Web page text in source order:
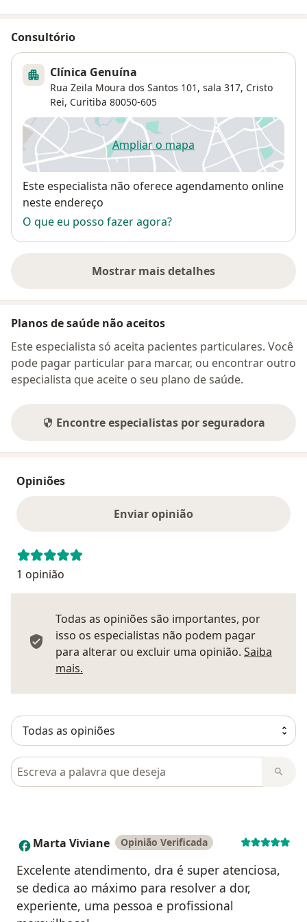
busca por terapêuticas realmente eficazes e
significativas para suas famílias. Além disso, a Dra.
Raquel Maureen Lang tem mais de 15 anos de
experiência ensinando residentes de Medicina de
Família e Comunidade a serem efetivos em suas
consultas, nos programas de Residência de Medicina
de Família e Comunidade da PUC e da SMS/Curitiba.
Consultório
Clínica Genuína
Rua Zeila Moura dos Santos 101, sala 317, Cristo
Rei, Curitiba 80050-605
Ampliar o mapaabre num novo separador
Disponibilidade
Este especialista não oferece agendamento online
neste endereço
O que eu posso fazer agora?
Mostrar mais detalhes
sobre o endereço
Planos de saúde não aceitos
Este especialista só aceita pacientes particulares. Você
pode pagar particular para marcar, ou encontrar outro
especialista que aceite o seu plano de saúde.
Encontre especialistas por seguradora
Opiniões
Enviar opinião
1 opinião
Todas as opiniões são importantes, por
isso os especialistas não podem pagar
para alterar ou excluir uma opinião. Saiba
mais.
Pesquisar em opiniões
M Marta Viviane Opinião Verificada
Excelente atendimento, dra é super atenciosa,
se dedica ao máximo para resolver a dor,
experiente, uma pessoa e profissional